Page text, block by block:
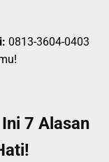
0813-3604-0403
7 Alasan